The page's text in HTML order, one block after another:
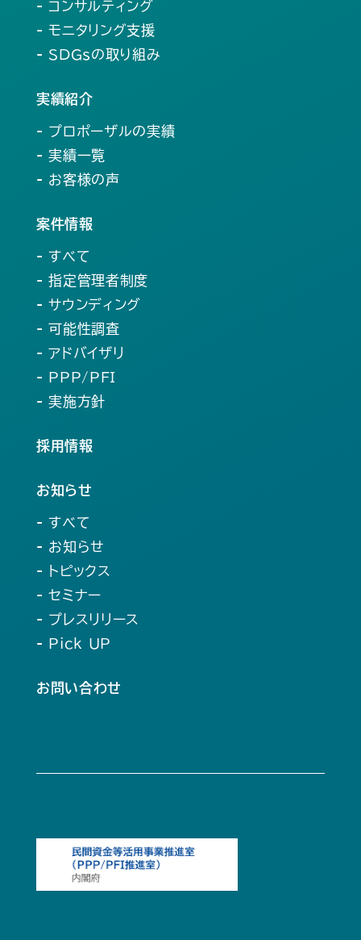
- コンサルティング
- モニタリング支援
- SDGsの取り組み
実績紹介
- プロポーザルの実績
- 実績一覧
- お客様の声
案件情報
- すべて
- 指定管理者制度
- サウンディング
- 可能性調査
- アドバイザリ
- PPP/PFI
- 実施方針
採用情報
お知らせ
- すべて
- お知らせ
- トピックス
- セミナー
- プレスリリース
- Pick UP
お問い合わせ